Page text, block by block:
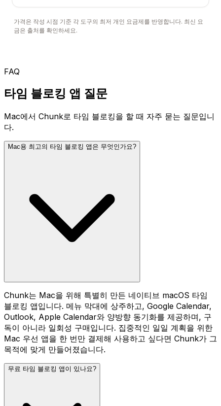
가격은 작성 시점 기준 각 도구의 최저 개인 요금제를 반영합니다. 최신 요
금은 출처를 확인하세요.
FAQ
타임 블로킹 앱 질문
Mac에서 Chunk로 타임 블로킹을 할 때 자주 묻는 질문입니
다.
Mac용 최고의 타임 블로킹 앱은 무엇인가요?
Chunk는 Mac을 위해 특별히 만든 네이티브 macOS 타임
블로킹 앱입니다. 메뉴 막대에 상주하고, Google Calendar,
Outlook, Apple Calendar와 양방향 동기화를 제공하며, 구
독이 아니라 일회성 구매입니다. 집중적인 일일 계획을 위한
Mac 우선 앱을 한 번만 결제해 사용하고 싶다면 Chunk가 그
목적에 맞게 만들어졌습니다.
무료 타임 블로킹 앱이 있나요?